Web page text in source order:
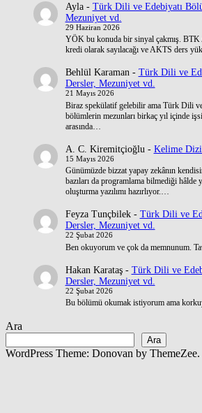
Ayla- Türk Dili ve Edebiyatı
Mezuniyet vd.
29 Haziran 2026
YÖK bu konuda bir sinyal çakmış. BTK
kredi olarak sayılacağı ve AKTS ders
Behlül Karaman- Türk Dili ve
Dersler, Mezuniyet vd.
21 Mayıs 2026
Biraz spekülatif gelebilir ama Türk Dili
bölümlerin mezunları birkaç yıl içinde
arasında…
A. C. Kiremitçioğlu - Kelime
15 Mayıs 2026
Günümüzde bizzat yapay zekânın
bazıları da programlama bilmediği hâlde
oluşturma yazılımı hazırlıyor.…
Feyza Tunçbilek- Türk Dili ve
Dersler, Mezuniyet vd.
22 Şubat 2026
Ben okuyorum ve çok da memnunum.
Hakan Karataş- Türk Dili ve
Dersler, Mezuniyet vd.
22 Şubat 2026
Bu bölümü okumak istiyorum ama
Ara
Ara
WordPress Theme: Donovan by ThemeZee.